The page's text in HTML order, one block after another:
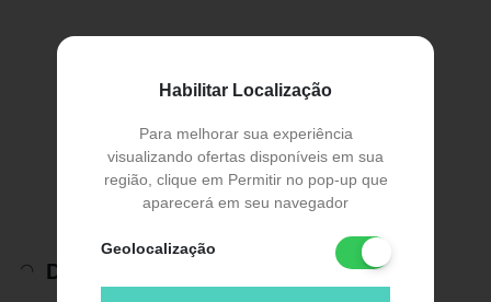
Habilitar Localização
Para melhorar sua experiência
visualizando ofertas disponíveis em sua
região, clique em Permitir no pop-up que
aparecerá em seu navegador
Geolocalização
Descrição do Produto